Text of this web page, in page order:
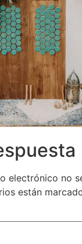
electrónico no
están